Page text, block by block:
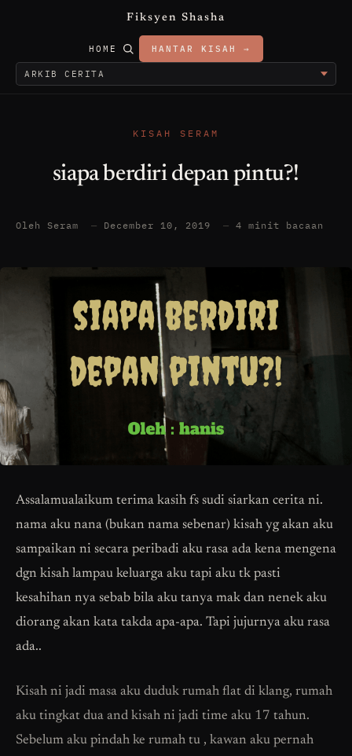
Fiksyen Shasha
HOME HANTAR KISAH →
KISAH SERAM
siapa berdiri depan pintu?!
Oleh Seram — December 10, 2019 — 4 minit bacaan
Assalamualaikum terima kasih fs sudi siarkan cerita ni.
nama aku nana (bukan nama sebenar) kisah yg akan aku
sampaikan ni secara peribadi aku rasa ada kena mengena
dgn kisah lampau keluarga aku tapi aku tk pasti
kesahihan nya sebab bila aku tanya mak dan nenek aku
diorang akan kata takda apa-apa. Tapi jujurnya aku rasa
ada..
Kisah ni jadi masa aku duduk rumah flat di klang, rumah
aku tingkat dua and kisah ni jadi time aku 17 tahun.
Sebelum aku pindah ke rumah tu , kawan aku pernah